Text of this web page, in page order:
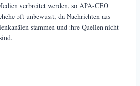
verbreitet werden, so APA-CEO
oft unbewusst, da Nachrichten aus
stammen und ihre Quellen nicht